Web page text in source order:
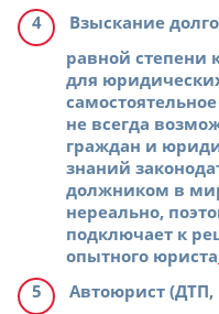
Взыскание
равной степени
для
не всегда
граждан и
знаний
должником в
нереально,
подключает к
опытного юриста
Автоюрист